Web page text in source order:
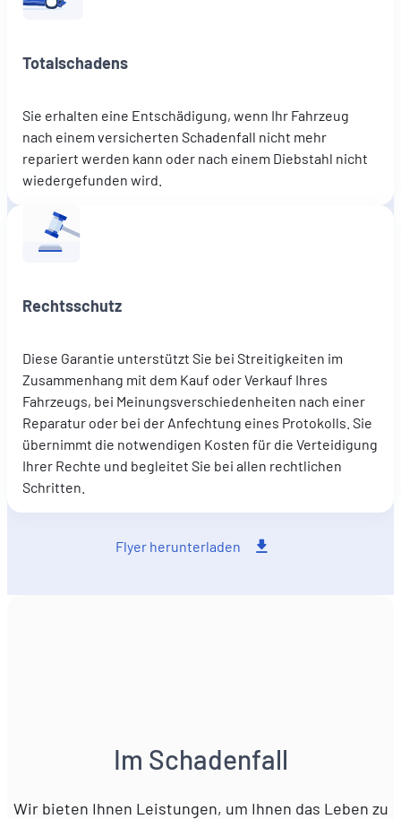
Totalschadens
Sie erhalten eine Entschädigung, wenn Ihr Fahrzeug
nach einem versicherten Schadenfall nicht mehr
repariert werden kann oder nach einem Diebstahl nicht
wiedergefunden wird.
Rechtsschutz
Diese Garantie unterstützt Sie bei Streitigkeiten im
Zusammenhang mit dem Kauf oder Verkauf Ihres
Fahrzeugs, bei Meinungsverschiedenheiten nach einer
Reparatur oder bei der Anfechtung eines Protokolls. Sie
übernimmt die notwendigen Kosten für die Verteidigung
Ihrer Rechte und begleitet Sie bei allen rechtlichen
Schritten.
Flyer herunterladen
Im Schadenfall
Wir bieten Ihnen Leistungen, um Ihnen das Leben zu